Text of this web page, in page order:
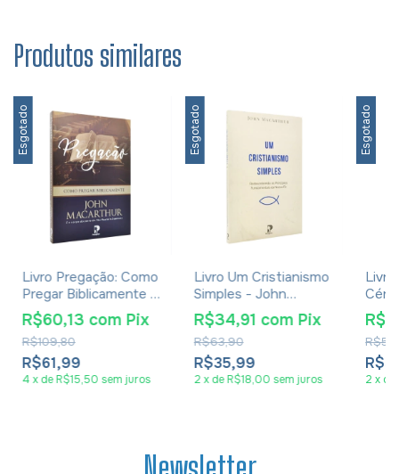
Produtos similares
Esgotado
Livro Pregação: Como
Pregar Biblicamente -
John MacArthur
R$61,99
R$109,80
R$60,13 com Pix
4 xdeR$15,50 sem juros
Esgotado
Livro Um Cristianismo
Simples - John
MacArthur
R$35,99
R$63,90
R$34,91 com Pix
2 xdeR$18,00 sem juros
Esgotado
Livro
2 x de